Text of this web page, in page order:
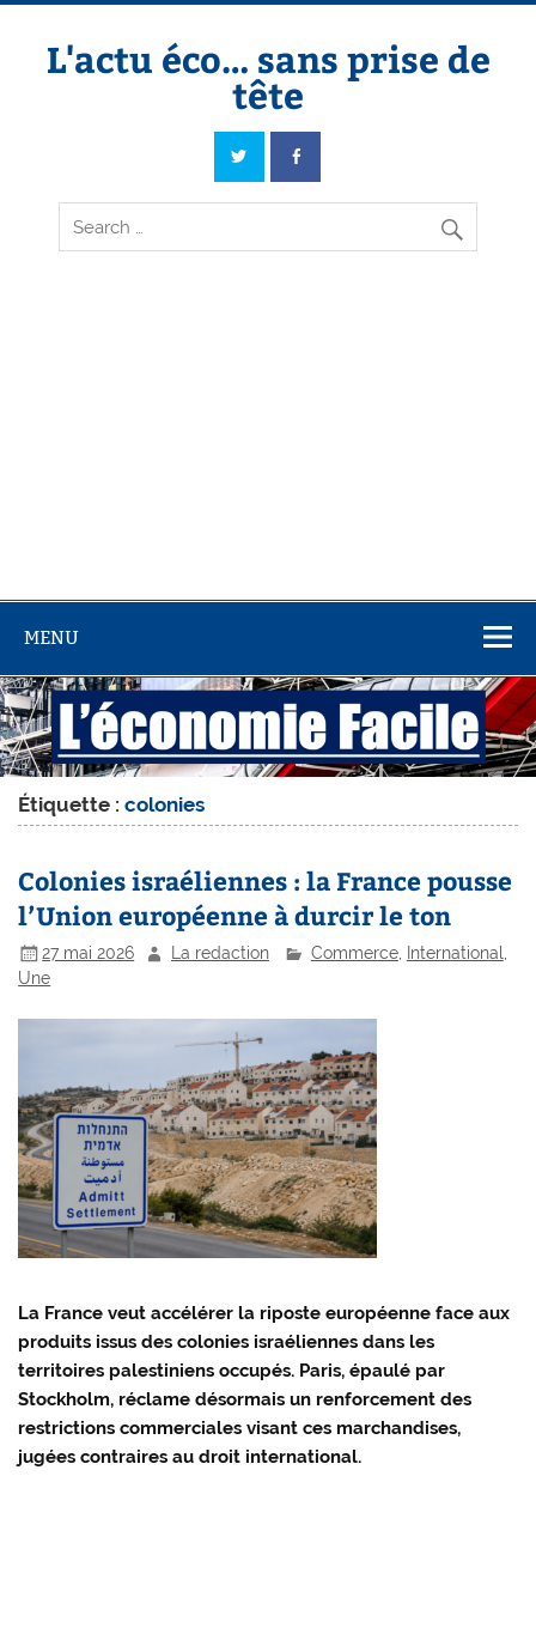
Skip
contentL'actu éco… sans prise de
tête
L'actu éco… sans prise de tête
MENU
Étiquette :colonies
Colonies israéliennes : la France pousse
l’Union européenne à durcir le ton
27 mai 2026 La redaction Commerce, International
Une
La France veut accélérer la riposte européenne face aux
produits issus des colonies israéliennes dans les
territoires palestiniens occupés. Paris, épaulé par
Stockholm, réclame désormais un renforcement des
restrictions commerciales visant ces marchandises,
jugées contraires au droit international.